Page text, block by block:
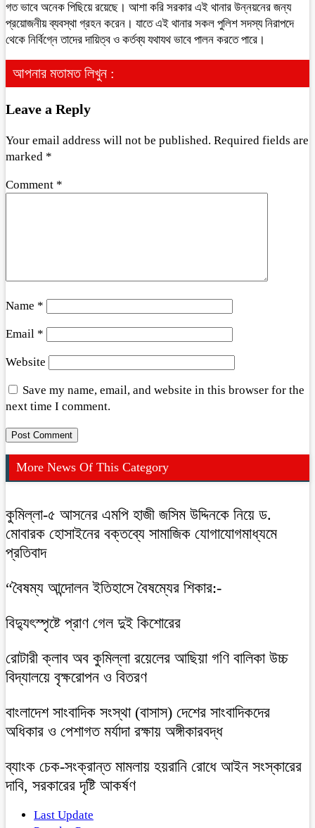
গত ভাবে অনেক পিছিয়ে রয়েছে। আশা করি সরকার এই থানার উন্নয়নের জন্য
প্রয়োজনীয় ব্যবস্থা গ্রহন করেন। যাতে এই থানার সকল পুলিশ সদস্য নিরাপদে
থেকে নির্বিগ্নে তাদের দায়িত্ব ও কর্তব্য যথাযথ ভাবে পালন করতে পারে।
আপনার মতামত লিখুন :
Leave a Reply
Your email address will not be published. Required fields are
marked *
Comment *
Name *
Email *
Website
Save my name, email, and website in this browser for the
next time I comment.
More News Of This Category
কুমিল্লা-৫ আসনের এমপি হাজী জসিম উদ্দিনকে নিয়ে ড.
মোবারক হোসাইনের বক্তব্যে সামাজিক যোগাযোগমাধ্যমে
প্রতিবাদ
“বৈষম্য আন্দোলন ইতিহাসে বৈষম্যের শিকার:-
বিদ্যুৎস্পৃষ্টে প্রাণ গেল দুই কিশোরের
রোটারী ক্লাব অব কুমিল্লা রয়েলের আছিয়া গণি বালিকা উচ্চ
বিদ্যালয়ে বৃক্ষরোপন ও বিতরণ
বাংলাদেশ সাংবাদিক সংস্থা (বাসাস) দেশের সাংবাদিকদের
অধিকার ও পেশাগত মর্যাদা রক্ষায় অঙ্গীকারবদ্ধ
ব্যাংক চেক-সংক্রান্ত মামলায় হয়রানি রোধে আইন সংস্কারের
দাবি, সরকারের দৃষ্টি আকর্ষণ
Last Update